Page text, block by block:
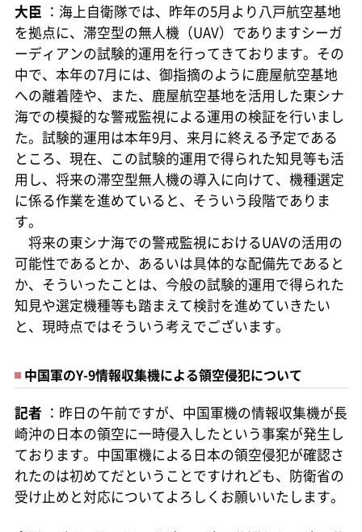
大臣 ：海上自衛隊では、昨年の5月より八戸航空基地
を拠点に、滞空型の無人機（UAV）でありますシーガ
ーディアンの試験的運用を行ってきております。その
中で、本年の7月には、御指摘のように鹿屋航空基地
への離着陸や、また、鹿屋航空基地を活用した東シナ
海での模擬的な警戒監視による運用の検証を行いまし
た。試験的運用は本年9月、来月に終える予定である
ところ、現在、この試験的運用で得られた知見等も活
用し、将来の滞空型無人機の導入に向けて、機種選定
に係る作業を進めていると、そういう段階でありま
す。
将来の東シナ海での警戒監視におけるUAVの活用の
可能性であるとか、あるいは具体的な配備先であると
か、そういったことは、今般の試験的運用で得られた
知見や選定機種等も踏まえて検討を進めていきたい
と、現時点ではそういう考えでございます。
中国軍のY-9情報収集機による領空侵犯について
記者 ：昨日の午前ですが、中国軍機の情報収集機が長
崎沖の日本の領空に一時侵入したという事案が発生し
ております。中国軍機による日本の領空侵犯が確認さ
れたのは初めてだということですけれども、防衛省の
受け止めと対応についてよろしくお願いいたします。